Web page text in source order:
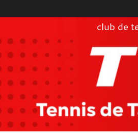
club de